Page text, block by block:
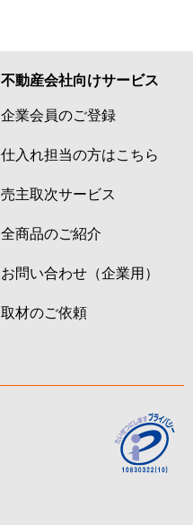
不動産会社向けサービス
企業会員のご登録
仕入れ担当の方はこちら
売主取次サービス
全商品のご紹介
お問い合わせ（企業用）
取材のご依頼